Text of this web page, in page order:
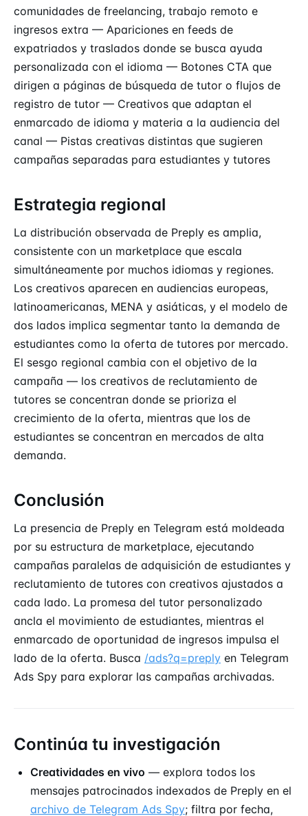
comunidades de freelancing, trabajo remoto e
ingresos extra — Apariciones en feeds de
expatriados y traslados donde se busca ayuda
personalizada con el idioma — Botones CTA que
dirigen a páginas de búsqueda de tutor o flujos de
registro de tutor — Creativos que adaptan el
enmarcado de idioma y materia a la audiencia del
canal — Pistas creativas distintas que sugieren
campañas separadas para estudiantes y tutores
Estrategia regional
La distribución observada de Preply es amplia,
consistente con un marketplace que escala
simultáneamente por muchos idiomas y regiones.
Los creativos aparecen en audiencias europeas,
latinoamericanas, MENA y asiáticas, y el modelo de
dos lados implica segmentar tanto la demanda de
estudiantes como la oferta de tutores por mercado.
El sesgo regional cambia con el objetivo de la
campaña — los creativos de reclutamiento de
tutores se concentran donde se prioriza el
crecimiento de la oferta, mientras que los de
estudiantes se concentran en mercados de alta
demanda.
Conclusión
La presencia de Preply en Telegram está moldeada
por su estructura de marketplace, ejecutando
campañas paralelas de adquisición de estudiantes y
reclutamiento de tutores con creativos ajustados a
cada lado. La promesa del tutor personalizado
ancla el movimiento de estudiantes, mientras el
enmarcado de oportunidad de ingresos impulsa el
lado de la oferta. Busca /ads?q=preply en Telegram
Ads Spy para explorar las campañas archivadas.
Continúa tu investigación
Creatividades en vivo — explora todos los
mensajes patrocinados indexados de Preply en el
archivo de Telegram Ads Spy; filtra por fecha,